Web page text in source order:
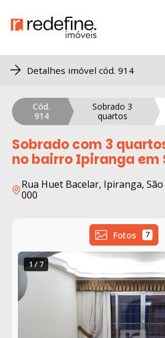
Detalhes imóvel cód. 914
Cód.
914
Sobrado 3
quartos
Sobrado com 3
no bairro Ipiranga em
Rua Huet Bacelar, Ipiranga, São
000
Fotos 7
1 / 7